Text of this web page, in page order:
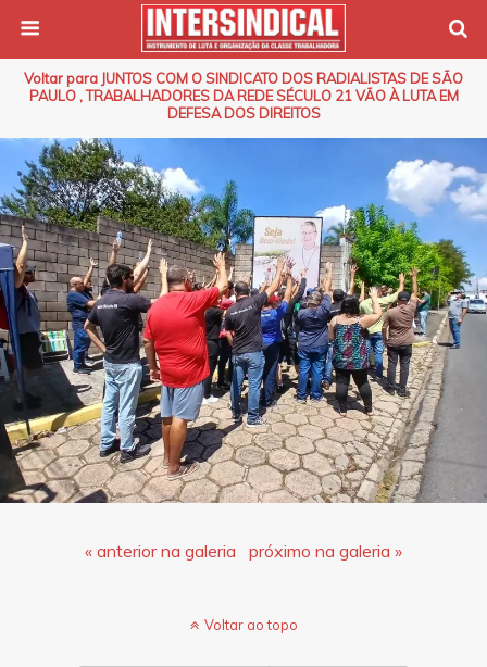
Voltar para JUNTOS COM O SINDICATO DOS RADIALISTAS DE SÃO
PAULO , TRABALHADORES DA REDE SÉCULO 21 VÃO À LUTA EM
DEFESA DOS DIREITOS
« anterior na galeria próximo na galeria »
Voltar ao topo